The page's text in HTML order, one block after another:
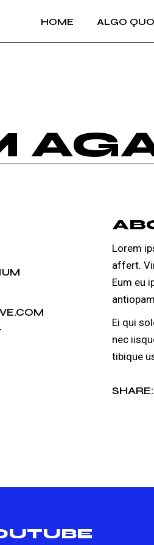
HOME ALGO
Lorem
affert.
Eum eu
Ei qui
nec
tibique
SHARE